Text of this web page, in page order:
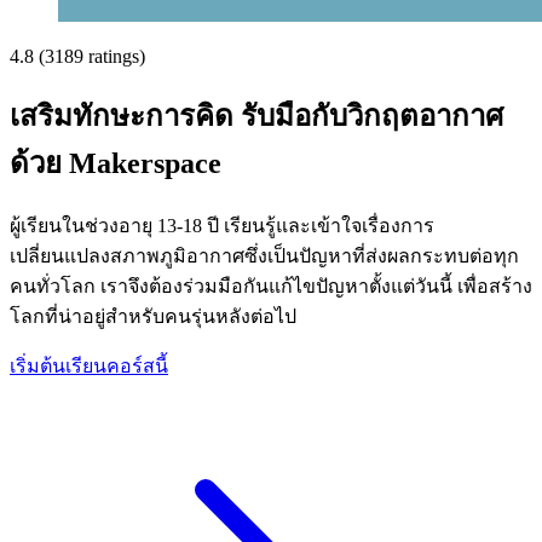
4.8 (3189 ratings)
เสริมทักษะการคิด รับมือกับวิกฤตอากาศ
ด้วย Makerspace
ผู้เรียนในช่วงอายุ 13-18 ปี เรียนรู้และเข้าใจเรื่องการ
เปลี่ยนแปลงสภาพภูมิอากาศซึ่งเป็นปัญหาที่ส่งผลกระทบต่อทุก
คนทั่วโลก เราจึงต้องร่วมมือกันแก้ไขปัญหาตั้งแต่วันนี้ เพื่อสร้าง
โลกที่น่าอยู่สำหรับคนรุ่นหลังต่อไป
เริ่มต้นเรียนคอร์สนี้